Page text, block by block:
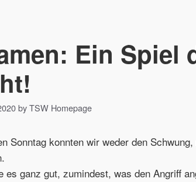
Ein Spiel
by TSW Homepage
Sonntag konnten wir weder den
es ganz gut, zumindest, was den Angriff